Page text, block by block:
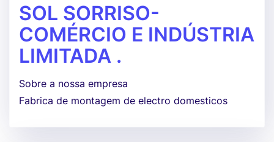
SOL SORRISO-
COMÉRCIO E INDÚSTRIA
LIMITADA .
Sobre a nossa empresa
Fabrica de montagem de electro domesticos